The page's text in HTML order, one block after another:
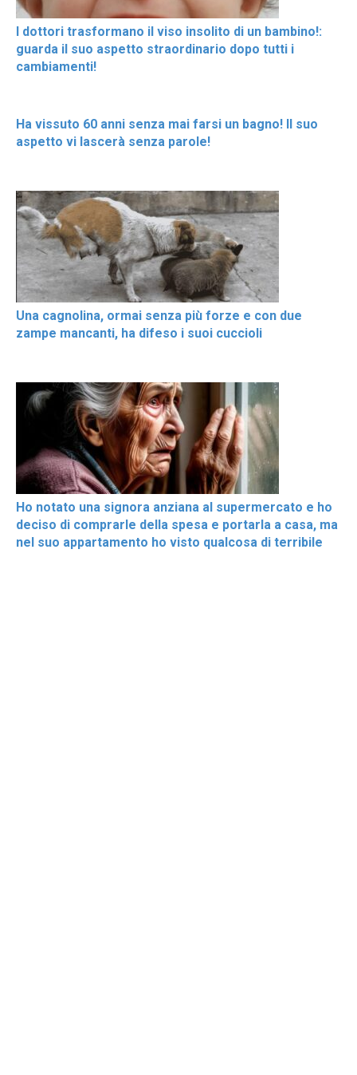
I dottori trasformano il viso insolito di un bambino!:
guarda il suo aspetto straordinario dopo tutti i
cambiamenti!
Ha vissuto 60 anni senza mai farsi un bagno! Il suo
aspetto vi lascerà senza parole!
Una cagnolina, ormai senza più forze e con due
zampe mancanti, ha difeso i suoi cuccioli
Ho notato una signora anziana al supermercato e ho
deciso di comprarle della spesa e portarla a casa, ma
nel suo appartamento ho visto qualcosa di terribile